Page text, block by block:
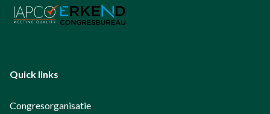
Quick links
Congresorganisatie